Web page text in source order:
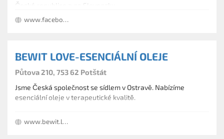
České republice a na Slovensku.
www.facebook.com/cosedejeuoleje
BEWIT LOVE-ESENCIÁLNÍ OLEJE
Půtova 210, 753 62 Potštát
Jsme Česká společnost se sídlem v Ostravě. Nabízíme
esenciální oleje v terapeutické kvalitě.
www.bewit.love/?identifikace=kvalitniesence